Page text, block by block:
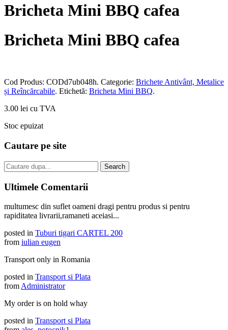
Bricheta Mini BBQ cafea
Bricheta Mini BBQ cafea
Cod Produs: CODd7ub048h. Categorie: Brichete Antivânt, Metalice
și Reîncărcabile. Etichetă: Bricheta Mini BBQ.
3.00 lei cu TVA
Stoc epuizat
Cautare pe site
Ultimele Comentarii
multumesc din suflet oameni dragi pentru produs si pentru
rapiditatea livrarii,ramaneti aceiasi...
posted in Tuburi tigari CARTEL 200
from iulian eugen
Transport only in Romania
posted in Transport si Plata
from Administrator
My order is on hold whay
posted in Transport si Plata